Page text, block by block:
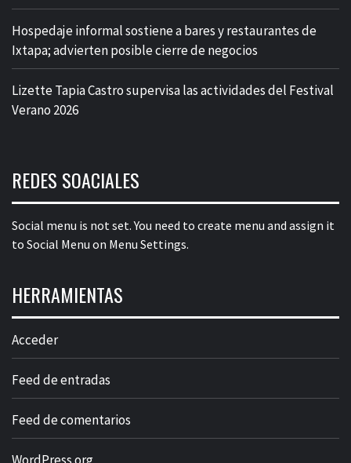
Hospedaje informal sostiene a bares y restaurantes de
Ixtapa; advierten posible cierre de negocios
Lizette Tapia Castro supervisa las actividades del Festival
Verano 2026
REDES SOACIALES
Social menu is not set. You need to create menu and assign it
to Social Menu on Menu Settings.
HERRAMIENTAS
Acceder
Feed de entradas
Feed de comentarios